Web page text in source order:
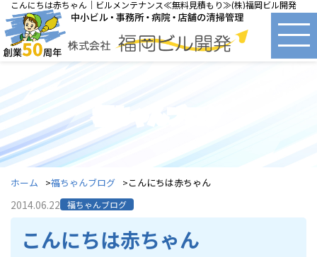
こんにちは赤ちゃん｜ビルメンテナンス≪無料見積もり≫(株)福岡ビル開発
福ちゃんブログ
ホーム 福ちゃんブログ こんにちは赤ちゃん
2014.06.22 福ちゃんブログ
こんにちは赤ちゃん